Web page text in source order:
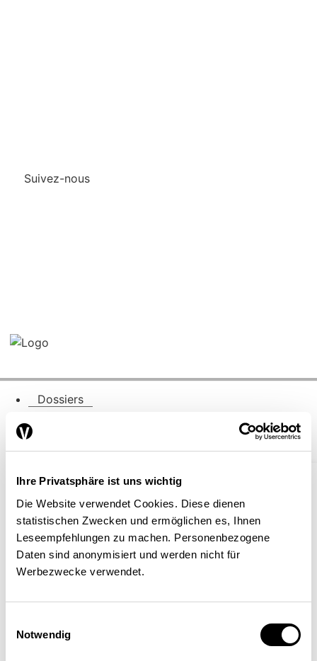
Ihre Privatsphäre ist uns wichtig
Die Website verwendet Cookies. Diese dienen
statistischen Zwecken und ermöglichen es, Ihnen
Leseempfehlungen zu machen. Personenbezogene
Daten sind anonymisiert und werden nicht für
Werbezwecke verwendet.
Notwendig
Suivez-nous
Dossiers
Marché du travail
Finance / Fiscalité
International
Politique sociale
Marchés financiers
Conjoncture / croissance